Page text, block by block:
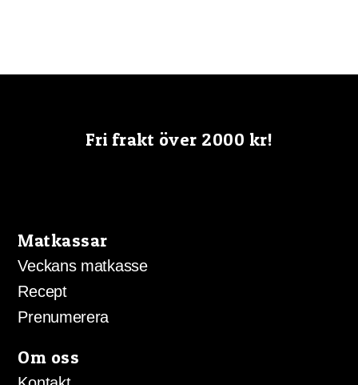
Fri frakt över 2000 kr!
Matkassar
Veckans matkasse
Recept
Prenumerera
Om oss